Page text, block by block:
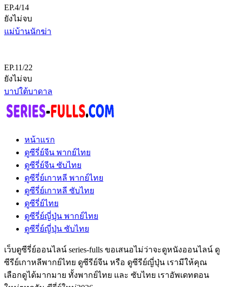
EP.4/14
ยังไม่จบ
แม่บ้านนักฆ่า
EP.11/22
ยังไม่จบ
บาปใต้บาดาล
หน้าแรก
ดูซีรี่ย์จีน พากย์ไทย
ดูซีรี่ย์จีน ซับไทย
ดูซีรี่ย์เกาหลี พากย์ไทย
ดูซีรี่ย์เกาหลี ซับไทย
ดูซีรี่ย์ไทย
ดูซีรี่ย์ญี่ปุ่น พากย์ไทย
ดูซีรี่ย์ญี่ปุ่น ซับไทย
เว็บดูซีรี่ย์ออนไลน์ series-fulls ขอเสนอไม่ว่าจะดูหนังออนไลน์ ดู
ซีรีย์เกาหลีพากย์ไทย ดูซีรีย์จีน หรือ ดูซีรีย์ญี่ปุ่น เรามีให้คุณ
เลือกดูได้มากมาย ทั้งพากย์ไทย และ ซับไทย เราอัพเดทตอน